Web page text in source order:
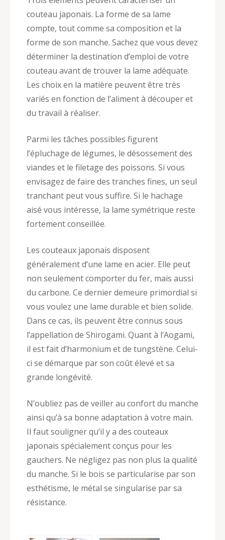
couteau japonais. La forme de sa lame
compte, tout comme sa composition et la
forme de son manche. Sachez que vous devez
déterminer la destination d’emploi de votre
couteau avant de trouver la lame adéquate.
Les choix en la matière peuvent être très
variés en fonction de l’aliment à découper et
du travail à réaliser.
Parmi les tâches possibles figurent
l’épluchage de légumes, le désossement des
viandes et le filetage des poissons. Si vous
envisagez de faire des tranches fines, un seul
tranchant peut vous suffire. Si le hachage
aisé vous intéresse, la lame symétrique reste
fortement conseillée.
Les couteaux japonais disposent
généralement d’une lame en acier. Elle peut
non seulement comporter du fer, mais aussi
du carbone. Ce dernier demeure primordial si
vous voulez une lame durable et bien solide.
Dans ce cas, ils peuvent être connus sous
l’appellation de Shirogami. Quant à l’Aogami,
il est fait d’harmonium et de tungstène. Celui-
ci se démarque par son coût élevé et sa
grande longévité.
N’oubliez pas de veiller au confort du manche
ainsi qu’à sa bonne adaptation à votre main.
Il faut souligner qu’il y a des couteaux
japonais spécialement conçus pour les
gauchers. Ne négligez pas non plus la qualité
du manche. Si le bois se particularise par son
esthétisme, le métal se singularise par sa
résistance.